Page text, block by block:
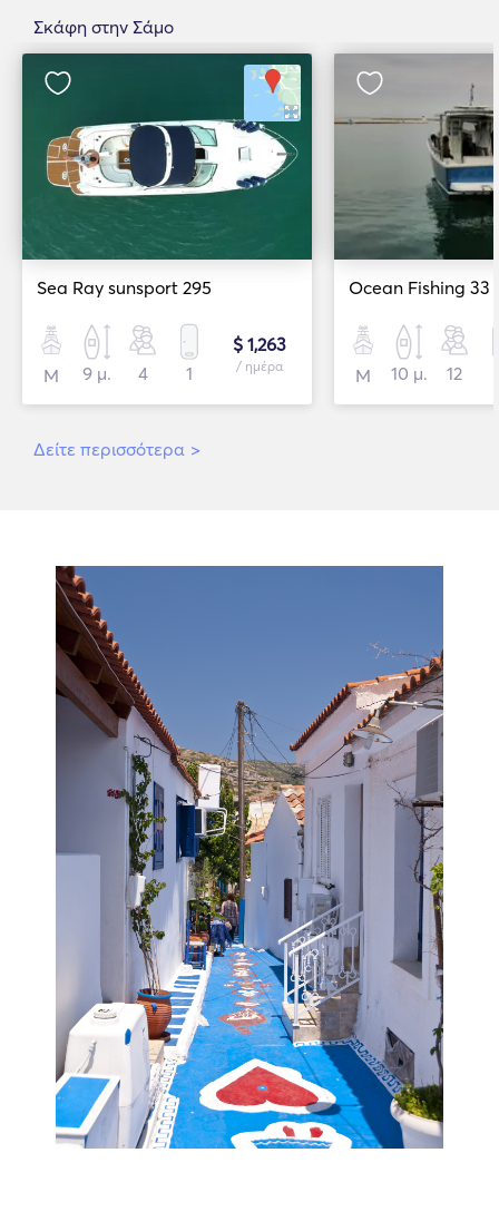
Σκάφη στην Σάμο
Sea Ray sunsport 295
Μ 9 μ. 4 1
$ 1,263
/ ημέρα
Ocean Fishing 33
Μ 10 μ. 12
Δείτε περισσότερα >